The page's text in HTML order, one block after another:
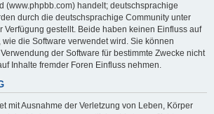
(www.phpbb.com) handelt; deutschsprachige
durch die deutschsprachige Community unter
Verfügung gestellt. Beide haben keinen Einfluss auf
wie die Software verwendet wird. Sie können
der Software für bestimmte Zwecke nicht
Inhalte fremder Foren Einfluss nehmen.
mit Ausnahme der Verletzung von Leben, Körper